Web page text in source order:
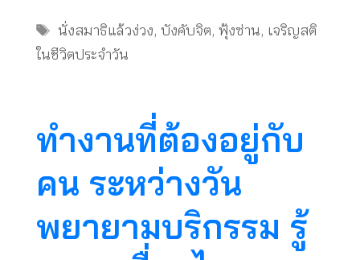
Tags
นั่งสมาธิแล้วง่วง, บังคับจิต, ฟุ้งซ่าน, เจริญสติ
ในชีวิตประจำวัน
ทำงานที่ต้องอยู่กับ
คน​ ​ระหว่างวัน
พยายามบริกรรม​ รู้